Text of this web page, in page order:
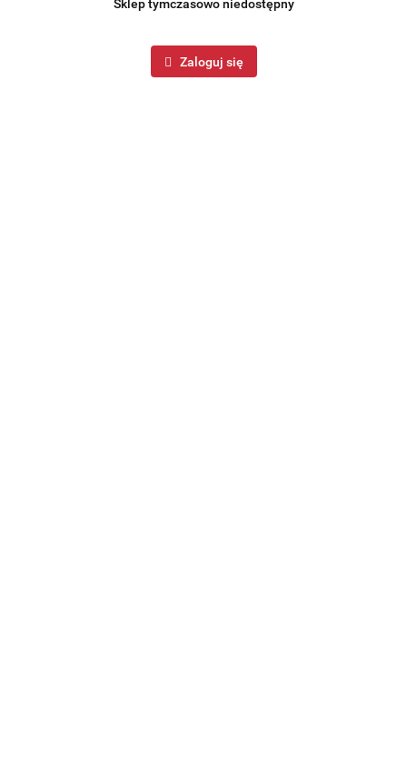
Sklep tymczasowo niedostępny
Zaloguj się